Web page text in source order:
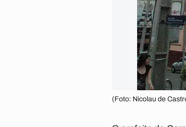
(Foto: Nicolau de